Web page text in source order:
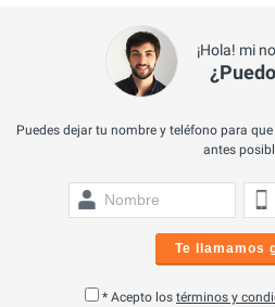
¡Hola! mi
Puedes dejar tu nombre y teléfono para
antes
Te llamamos
* Acepto los términos y